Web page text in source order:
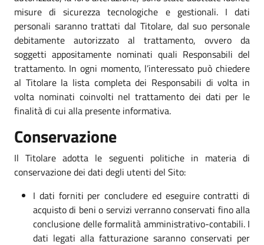
misure di sicurezza tecnologiche e gestionali. I dati
personali saranno trattati dal Titolare, dal suo personale
debitamente autorizzato al trattamento, ovvero da
soggetti appositamente nominati quali Responsabili del
trattamento. In ogni momento, l’interessato può chiedere
al Titolare la lista completa dei Responsabili di volta in
volta nominati coinvolti nel trattamento dei dati per le
finalità di cui alla presente informativa.
Conservazione
Il Titolare adotta le seguenti politiche in materia di
conservazione dei dati degli utenti del Sito:
I dati forniti per concludere ed eseguire contratti di
acquisto di beni o servizi verranno conservati fino alla
conclusione delle formalità amministrativo-contabili. I
dati legati alla fatturazione saranno conservati per